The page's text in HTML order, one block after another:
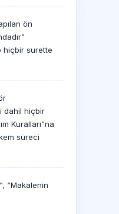
ön
hiçbir surette
dahil hiçbir
Kuralları”na
süreci
“Makalenin